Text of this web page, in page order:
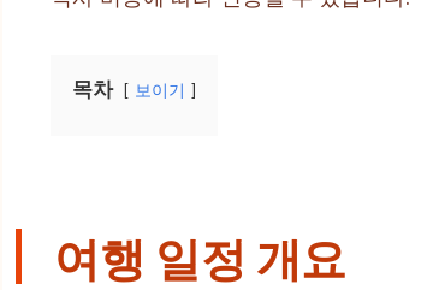
목차 보이기
여행 일정 개요